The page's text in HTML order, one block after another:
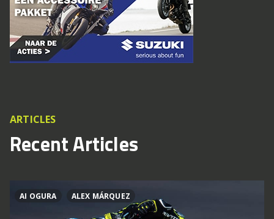
ARTICLES
Recent Articles
AI OGURA ALEX MÁRQUEZ